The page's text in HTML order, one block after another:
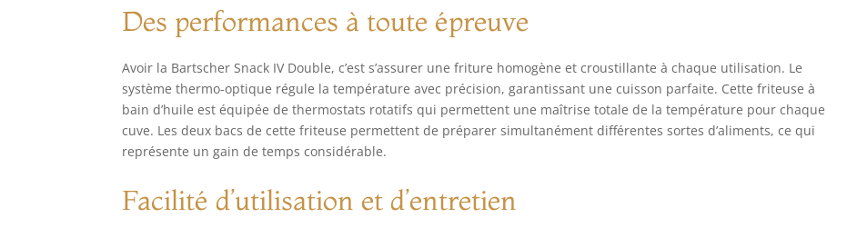
Des performances à toute épreuve
Avoir la Bartscher Snack IV Double, c’est s’assurer une friture homogène et croustillante à chaque utilisation. Le
système thermo-optique régule la température avec précision, garantissant une cuisson parfaite. Cette friteuse à
bain d’huile est équipée de thermostats rotatifs qui permettent une maîtrise totale de la température pour chaque
cuve. Les deux bacs de cette friteuse permettent de préparer simultanément différentes sortes d’aliments, ce qui
représente un gain de temps considérable.
Facilité d’utilisation et d’entretien